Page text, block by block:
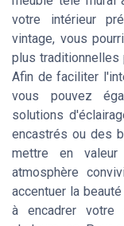
votre intérieur
vintage, vous
plus traditionnelles
Afin de faciliter
vous pouvez
solutions
encastrés ou des
mettre en
atmosphère
accentuer la
à encadrer votre